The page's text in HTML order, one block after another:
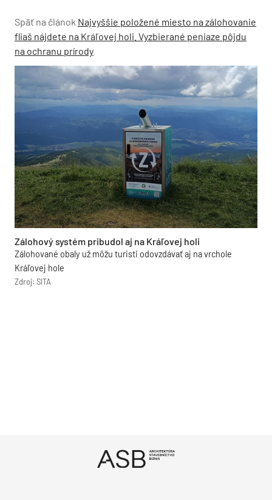
Späť na článok Najvyššie položené miesto na zálohovanie
fliaš nájdete na Kráľovej holi. Vyzbierané peniaze pôjdu
na ochranu prírody
Zálohový systém pribudol aj na Kráľovej holi
Zálohované obaly už môžu turisti odovzdávať aj na vrchole
Kráľovej hole
Zdroj: SITA